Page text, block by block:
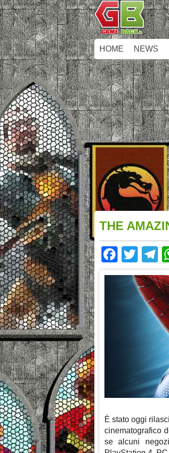
HOME NEWS
THE
È stato oggi
cinematografico
se alcuni